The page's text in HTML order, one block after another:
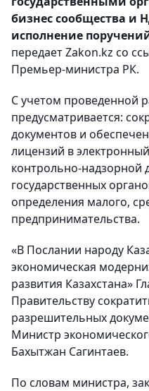
бизнес сообщества и
исполнение
передает Zakon.kz со
Премьер-министра РК.
С учетом проведенной
предусматривается:
документов и
лицензий в
контрольно-надзорной
государственных
определения малого,
предпринимательства.
«В Послании народу
экономическая
развития Казахстана»
Правительству
разрешительных
Министр
Бахытжан Сагинтаев.
По словам министра,